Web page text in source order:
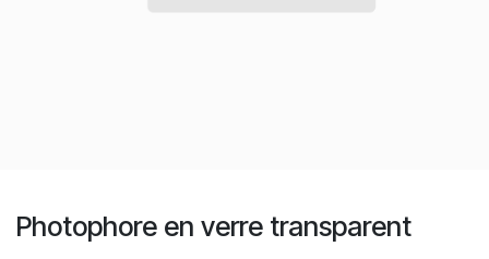
Photophore en verre transparent